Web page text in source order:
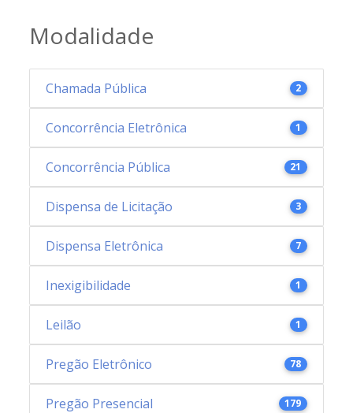
Modalidade
Chamada Pública 2
Concorrência Eletrônica 1
Concorrência Pública 21
Dispensa de Licitação 3
Dispensa Eletrônica 7
Inexigibilidade 1
Leilão 1
Pregão Eletrônico 78
Pregão Presencial 179